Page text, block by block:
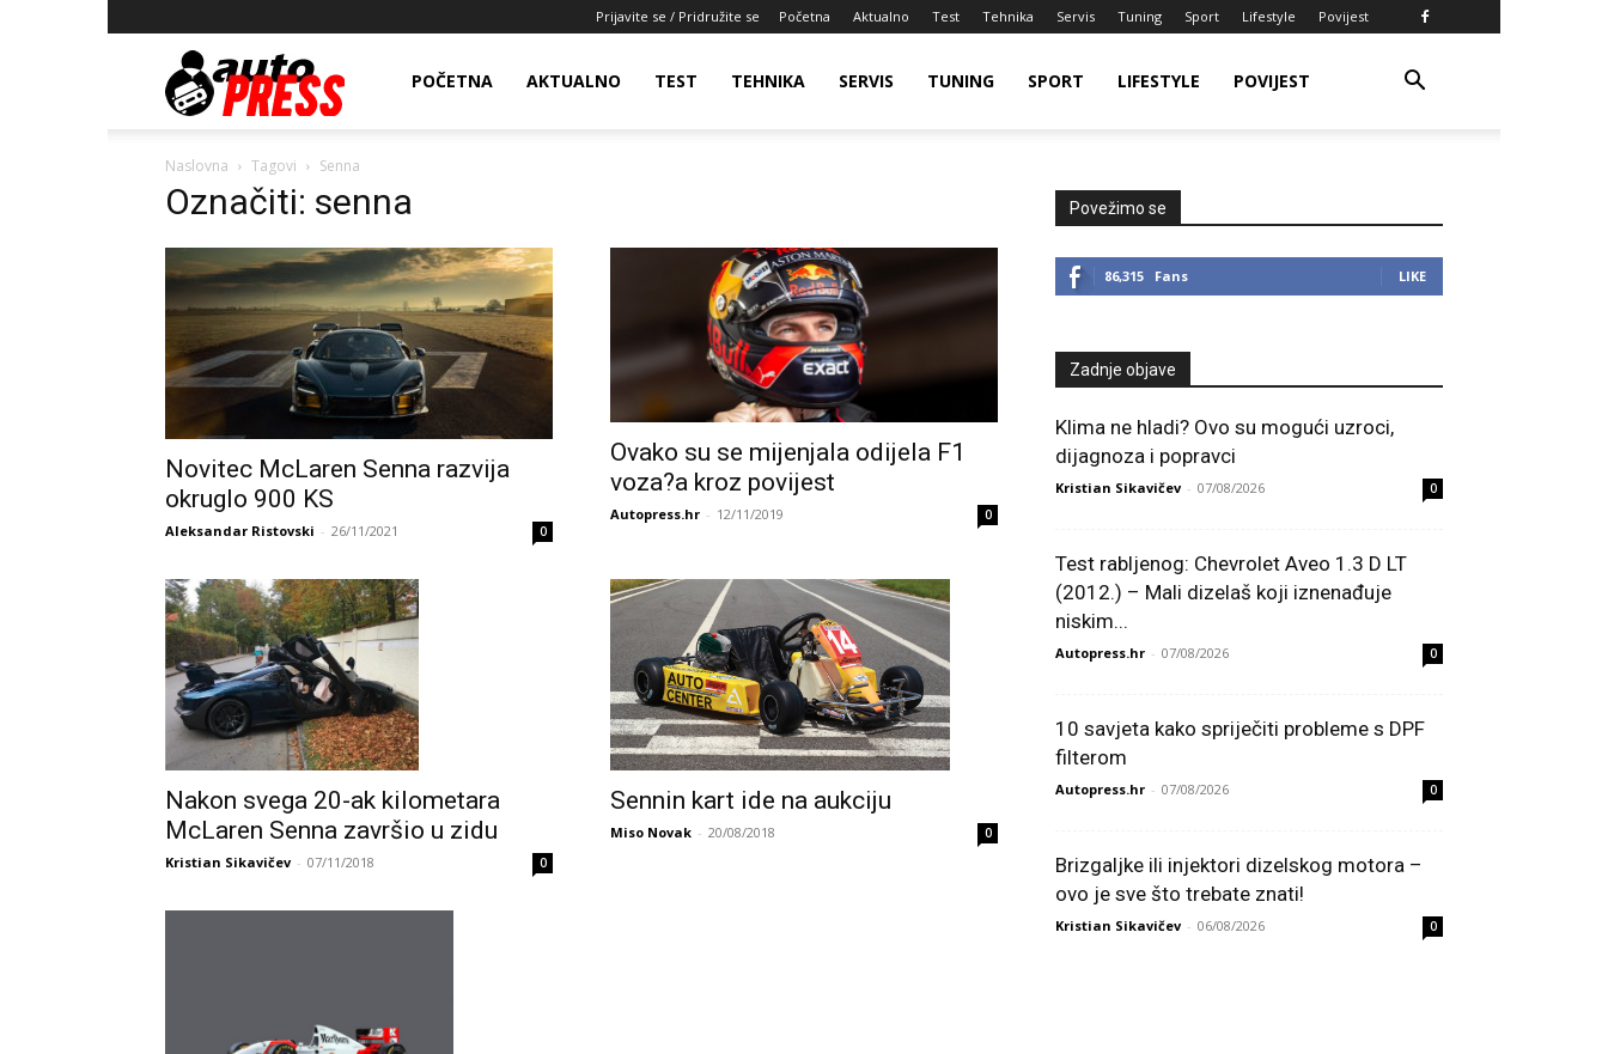
Prijavite se / Pridružite se Početna Aktualno Test Tehnika Servis Tuning Sport Lifestyle Povijest
AutopressHRPOČETNA AKTUALNO TEST TEHNIKA SERVIS TUNING SPORT LIFESTYLE POVIJEST
Naslovna Tagovi Senna
Označiti: senna
Novitec McLaren Senna razvija
okruglo 900 KS
Aleksandar Ristovski - 26/11/2021 0
Ovako su se mijenjala odijela F1
voza?a kroz povijest
Autopress.hr - 12/11/2019 0
Nakon svega 20-ak kilometara
McLaren Senna završio u zidu
Kristian Sikavičev - 07/11/2018 0
Sennin kart ide na aukciju
Miso Novak - 20/08/2018 0
Povežimo se
86,315 Fans LIKE
Zadnje objave
Klima ne hladi? Ovo su mogući uzroci,
dijagnoza i popravci
Kristian Sikavičev - 07/08/2026 0
Test rabljenog: Chevrolet Aveo 1.3 D LT
(2012.) – Mali dizelaš koji iznenađuje
niskim...
Autopress.hr - 07/08/2026 0
10 savjeta kako spriječiti probleme s DPF
filterom
Autopress.hr - 07/08/2026 0
Brizgaljke ili injektori dizelskog motora –
ovo je sve što trebate znati!
Kristian Sikavičev - 06/08/2026 0